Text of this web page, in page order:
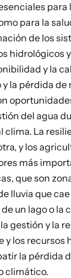
para
para la
de los
hidrológicos
y la
y la pérdida
del agua
clima. La
y los
más
que son
lluvia que
un lago o la
gestión y la
y los recursos
la pérdida
climático.